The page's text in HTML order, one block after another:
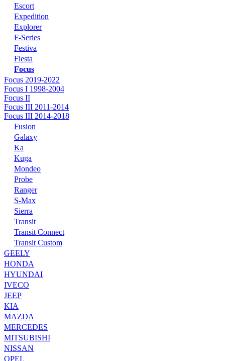
Escort
Expedition
Explorer
F-Series
Festiva
Fiesta
Focus
Focus 2019-2022
Focus I 1998-2004
Focus II
Focus III 2011-2014
Focus III 2014-2018
Fusion
Galaxy
Ka
Kuga
Mondeo
Probe
Ranger
S-Max
Sierra
Transit
Transit Connect
Transit Custom
GEELY
HONDA
HYUNDAI
IVECO
JEEP
KIA
MAZDA
MERCEDES
MITSUBISHI
NISSAN
OPEL